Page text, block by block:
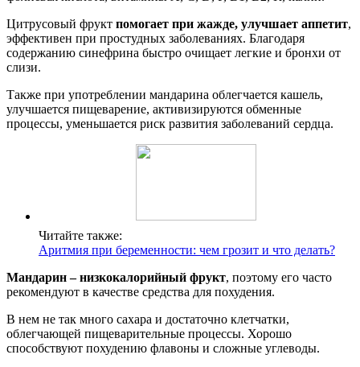
Цитрусовый фрукт помогает при жажде, улучшает аппетит,
эффективен при простудных заболеваниях. Благодаря
содержанию синефрина быстро очищает легкие и бронхи от
слизи.
Также при употреблении мандарина облегчается кашель,
улучшается пищеварение, активизируются обменные
процессы, уменьшается риск развития заболеваний сердца.
Читайте также:
Аритмия при беременности: чем грозит и что делать?
Мандарин – низкокалорийный фрукт, поэтому его часто
рекомендуют в качестве средства для похудения.
В нем не так много сахара и достаточно клетчатки,
облегчающей пищеварительные процессы. Хорошо
способствуют похудению флавоны и сложные углеводы.